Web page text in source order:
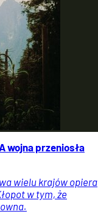
wojna przeniosła
wielu krajów opiera
w tym, że